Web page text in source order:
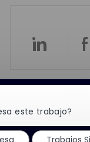
ó
a
través
este trabajo?
Trabajos